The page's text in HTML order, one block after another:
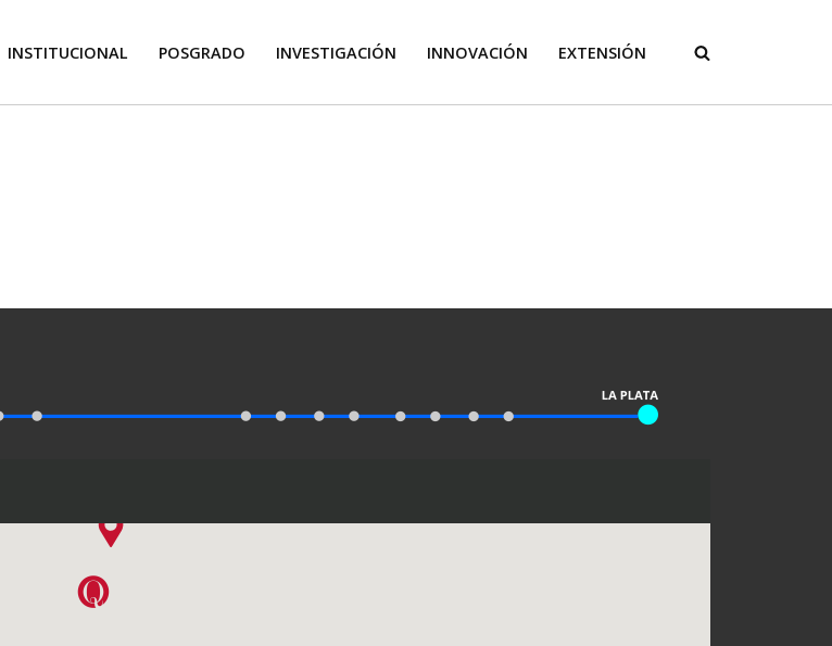
INSTITUCIONAL POSGRADO INVESTIGACIÓN INNOVACIÓN EXTENSIÓN